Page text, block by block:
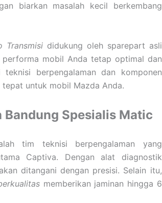
biarkan masalah kecil berkembang
Transmisi didukung oleh sparepart asli
mobil Anda tetap optimal dan
berpengalaman dan komponen
untuk mobil Mazda Anda.
Spesialis Matic
tim teknisi berpengalaman yang
Captiva. Dengan alat diagnostik
ditangani dengan presisi. Selain itu,
memberikan jaminan hingga 6